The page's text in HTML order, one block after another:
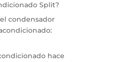
Split?
condensador
hace